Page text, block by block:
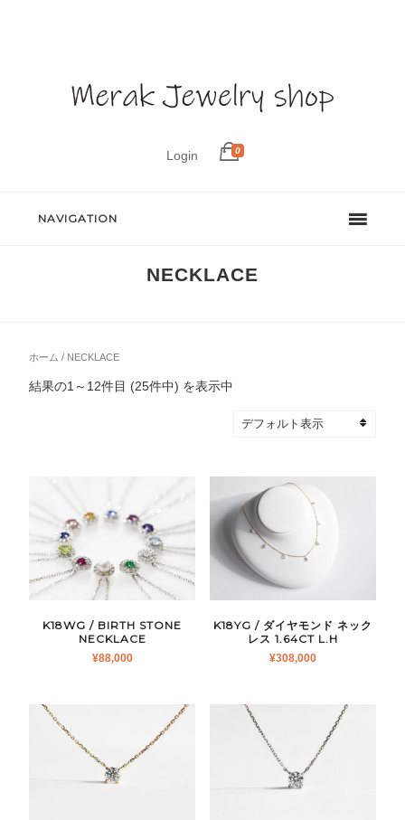
Login 0
NAVIGATION
NECKLACE
ホーム / NECKLACE
結果の1～12件目 (25件中) を表示中
K18WG / BIRTH STONE
NECKLACE
¥88,000
K18YG / ダイヤモンド ネック
レス 1.64CT L.H
¥308,000